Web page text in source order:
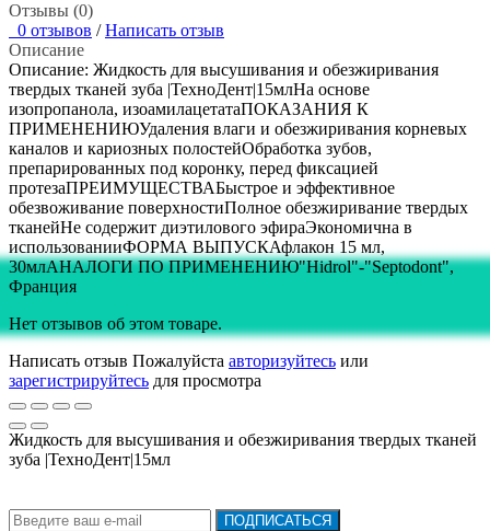
Отзывы (0)
0 отзывов / Написать отзыв
Описание
Описание: Жидкость для высушивания и обезжиривания
твердых тканей зуба |ТехноДент|15млНа основе
изопропанола, изоамилацетатаПОКАЗАНИЯ К
ПРИМЕНЕНИЮУдаления влаги и обезжиривания корневых
каналов и кариозных полостейОбработка зубов,
препарированных под коронку, перед фиксацией
протезаПРЕИМУЩЕСТВАБыстрое и эффективное
обезвоживание поверхностиПолное обезжиривание твердых
тканейНе содержит диэтилового эфираЭкономична в
использованииФОРМА ВЫПУСКАфлакон 15 мл,
30млАНАЛОГИ ПО ПРИМЕНЕНИЮ"Hidrol"-"Septodont",
Франция
Нет отзывов об этом товаре.
Написать отзыв Пожалуйста авторизуйтесь или
зарегистрируйтесь для просмотра
Жидкость для высушивания и обезжиривания твердых тканей
зуба |ТехноДент|15мл
ПОДПИСАТЬСЯ